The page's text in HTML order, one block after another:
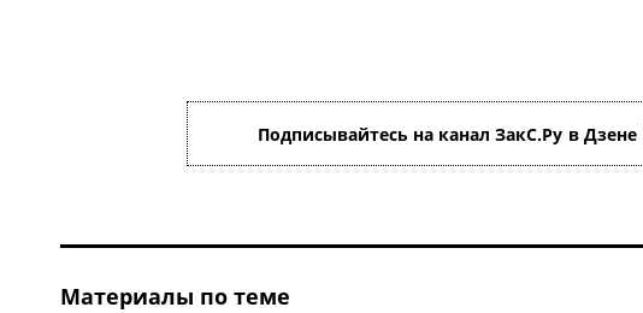
Подписывайтесь на канал ЗакС.Ру в Дзене
Материалы по теме